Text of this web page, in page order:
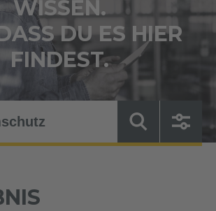
WISSEN.
DU ES HIER
FINDEST.